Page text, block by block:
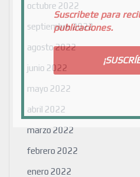
octubre 2022
septiembre 2022
agosto 2022
junio 2022
mayo 2022
abril 2022
marzo 2022
febrero 2022
enero 2022
Suscribete para
publicaciones.